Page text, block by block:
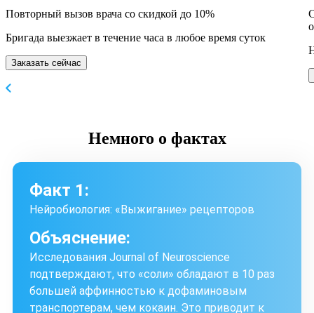
Повторный вызов врача со скидкой до 10%
Бригада выезжает в течение часа в любое время суток
Заказать сейчас
Немного о фактах
Факт 1:
Нейробиология: «Выжигание» рецепторов
Объяснение:
Исследования Journal of Neuroscience
подтверждают, что «соли» обладают в 10 раз
большей аффинностью к дофаминовым
транспортерам, чем кокаин. Это приводит к